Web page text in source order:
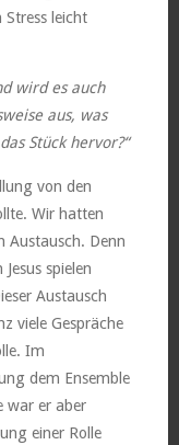
Stress leicht
wird es auch
aus, was
Stück hervor?“
von den
Wir hatten
Austausch. Denn
spielen
Austausch
viele Gespräche
Im
dem Ensemble
war er aber
einer Rolle